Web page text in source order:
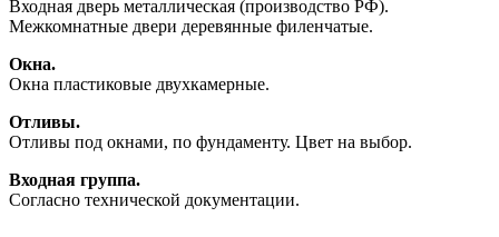
Входная дверь металлическая (производство РФ).
Межкомнатные двери деревянные филенчатые.
Окна.
Окна пластиковые двухкамерные.
Отливы.
Отливы под окнами, по фундаменту. Цвет на выбор.
Входная группа.
Согласно технической документации.